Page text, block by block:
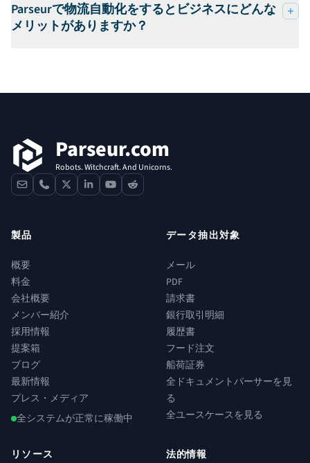
Parseurで物流自動化をするとビジネスにどんな
メリットがありますか？
Parseur.com
Robots. Witchcraft. And Unicorns.
contactphone
x linkedinyoutube
reddit
製品
概要
料金
会社概要
メンバー紹介
採用情報
提案箱
ブログ
最新情報
プレス・メディア
全システムが正常に稼働中
データ抽出対象
メール
PDF
請求書
銀行取引明細
履歴書
フード注文
船荷証券
全ドキュメントパーサーを見
る
全ユースケースを見る
リソース 法的情報